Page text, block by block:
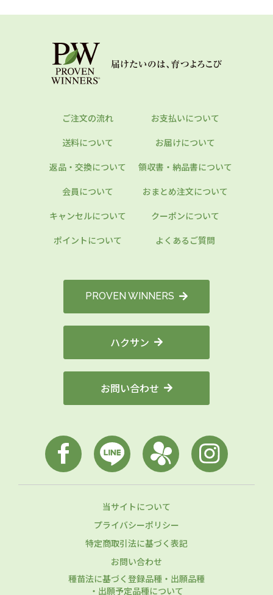
ご注文の流れ
お支払いについて
送料について
お届けについて
返品・交換について
領収書・納品書について
会員について
おまとめ注文について
キャンセルについて
クーポンについて
ポイントについて
よくあるご質問
PROVEN WINNERS
ハクサン
お問い合わせ
当サイトについて
プライバシーポリシー
特定商取引法に基づく表記
お問い合わせ
種苗法に基づく登録品種・出願品種
・出願予定品種について